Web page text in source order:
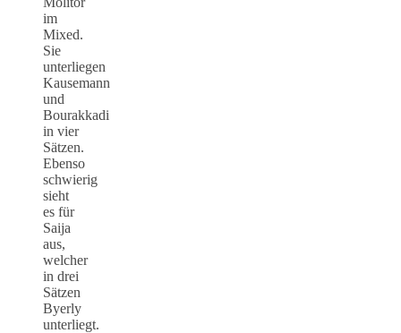
im
Mixed.
Sie
unterliegen
Kausemann
und
Bourakkadi
in vier
Sätzen.
Ebenso
schwierig
sieht
es für
Saija
aus,
welcher
in drei
Sätzen
Byerly
unterliegt.